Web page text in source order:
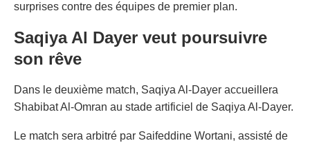
surprises contre des équipes de premier plan.
Saqiya Al Dayer veut poursuivre
son rêve
Dans le deuxième match, Saqiya Al-Dayer accueillera
Shabibat Al-Omran au stade artificiel de Saqiya Al-Dayer.
Le match sera arbitré par Saifeddine Wortani, assisté de